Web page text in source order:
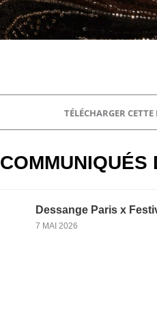
TÉLÉCHARGER
COMMUNIQUÉS
Dessange Paris x
7 MAI 2026